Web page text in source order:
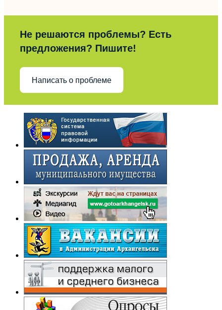
Не решаются проблемы? Есть
предложения? Пишите!
Написать о проблеме